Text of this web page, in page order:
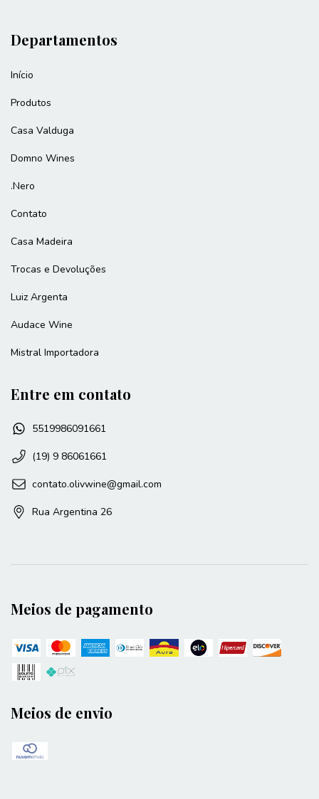
Departamentos
Início
Produtos
Casa Valduga
Domno Wines
.Nero
Contato
Casa Madeira
Trocas e Devoluções
Luiz Argenta
Audace Wine
Mistral Importadora
Entre em contato
5519986091661
(19) 9 86061661
contato.olivwine@gmail.com
Rua Argentina 26
Meios de pagamento
Meios de envio